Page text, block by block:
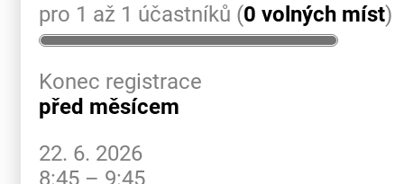
pro 1 až 1 účastníků (0 volných míst)
Konec registrace
před měsícem
22. 6. 2026
8:45 – 9:45